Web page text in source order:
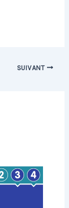
SUIVANT